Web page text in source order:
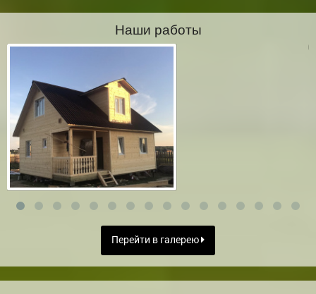
Наши работы
Перейти в галерею